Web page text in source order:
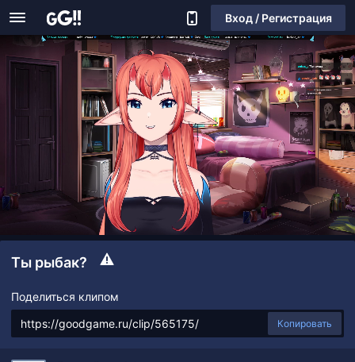
Вход / Регистрация
Ты рыбак?
Поделиться клипом
Копировать